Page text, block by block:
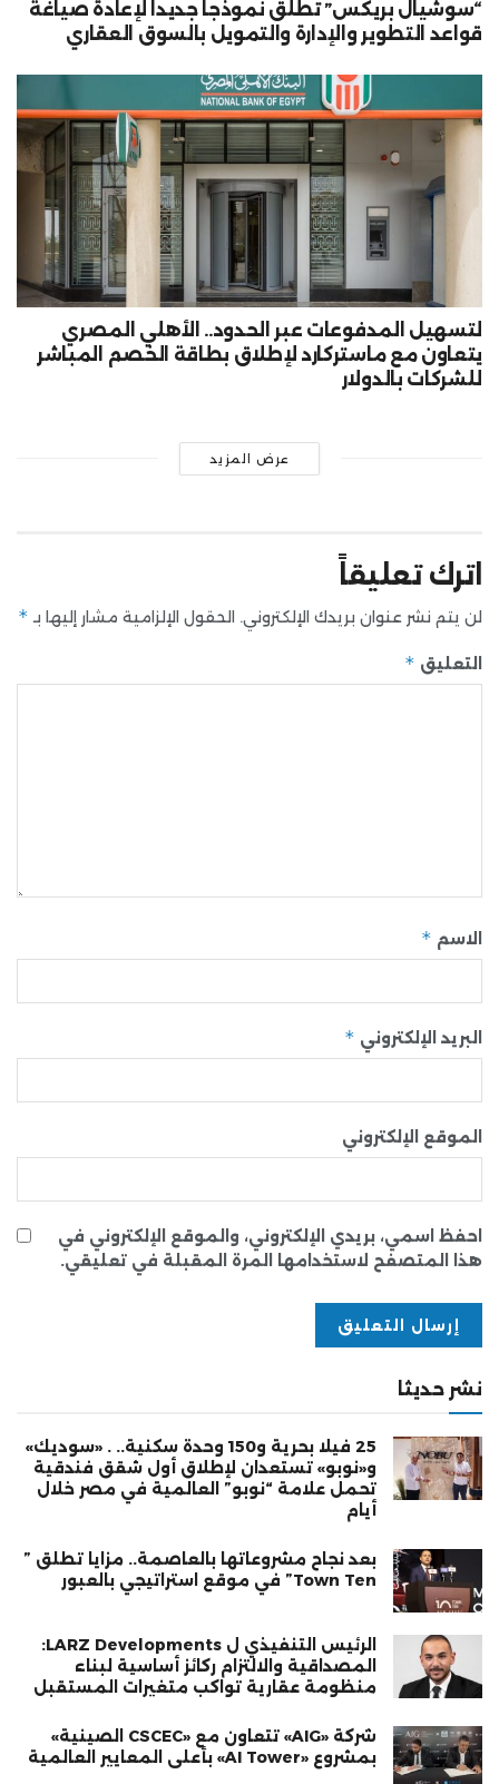
“سوشيال بريكس” تطلق نموذجا جديدا لإعادة صياغة
قواعد التطوير والإدارة والتمويل بالسوق العقاري
لتسهيل المدفوعات عبر الحدود.. الأهلي المصري
يتعاون مع ماستركارد لإطلاق بطاقة الخصم المباشر
للشركات بالدولار
عرض المزيد
اترك تعليقاً
لن يتم نشر عنوان بريدك الإلكتروني. الحقول الإلزامية مشار إليها بـ *
التعليق *
الاسم *
البريد الإلكتروني *
الموقع الإلكتروني
احفظ اسمي، بريدي الإلكتروني، والموقع الإلكتروني في
هذا المتصفح لاستخدامها المرة المقبلة في تعليقي.
نشر حديثا
25 فيلا بحرية و150 وحدة سكنية.. . «سوديك»
و«نوبو» تستعدان لإطلاق أول شقق فندقية
تحمل علامة “نوبو” العالمية في مصر خلال
أيام
بعد نجاح مشروعاتها بالعاصمة.. مزايا تطلق ”
Town Ten” في موقع استراتيجي بالعبور
الرئيس التنفيذي ل LARZ Developments:
المصداقية والالتزام ركائز أساسية لبناء
منظومة عقارية تواكب متغيرات المستقبل
شركة «AIG» تتعاون مع «CSCEC الصينية»
بمشروع «AI Tower» بأعلى المعايير العالمية